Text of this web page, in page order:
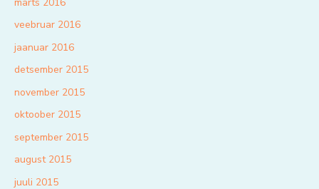
veebruar 2016
jaanuar 2016
detsember 2015
november 2015
oktoober 2015
september 2015
august 2015
juuli 2015